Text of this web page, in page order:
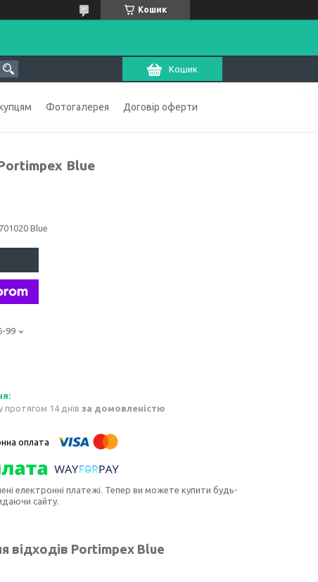
Кошик
Кошик
Фотогалерея Договір оферти
Blue
701020 Blue
99
протягом 14 днів за домовленістю
електронні платежі. Тепер ви можете купити будь-
сайту.
відходів Portimpex Blue